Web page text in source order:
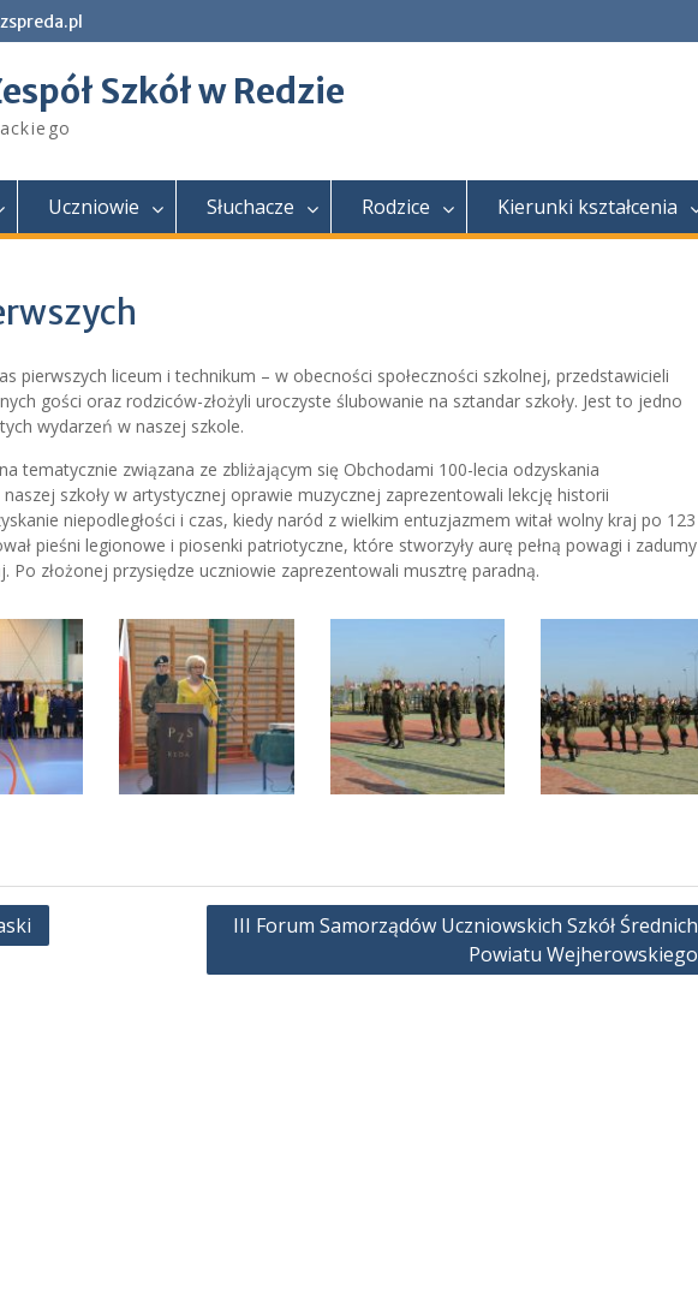
Szkół w Redzie
Uczniowie Słuchacze Rodzice Kierunki kształcenia
pierwszych liceum i technikum – w obecności społeczności szkolnej, przedstawicieli
gości oraz rodziców-złożyli uroczyste ślubowanie na sztandar szkoły. Jest to jedno
wydarzeń w naszej szkole.
tematycznie związana ze zbliżającym się Obchodami 100-lecia odzyskania
szkoły w artystycznej oprawie muzycznej zaprezentowali lekcję historii
niepodległości i czas, kiedy naród z wielkim entuzjazmem witał wolny kraj po 123
pieśni legionowe i piosenki patriotyczne, które stworzyły aurę pełną powagi i zadumy
Po złożonej przysiędze uczniowie zaprezentowali musztrę paradną.
III Forum Samorządów Uczniowskich Szkół Średnich
Powiatu Wejherowskiego